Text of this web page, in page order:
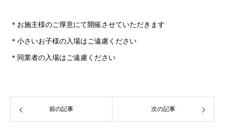
＊お施主様のご厚意にて開催させていただきます
＊小さいお子様の入場はご遠慮ください
＊同業者の入場はご遠慮ください
前の記事 次の記事